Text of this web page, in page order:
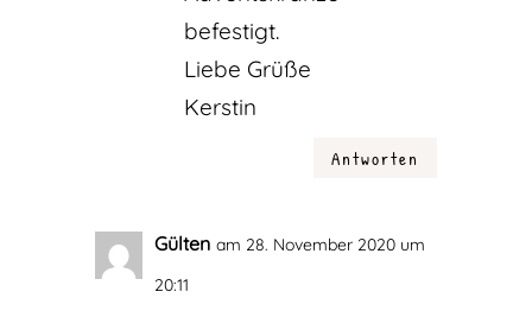
befestigt.
Liebe Grüße
Kerstin
Antworten
Gülten am 28. November 2020 um
20:11